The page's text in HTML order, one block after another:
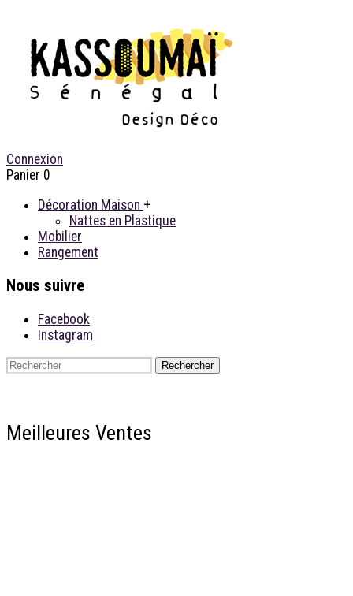
Connexion
Panier 0
Décoration Maison +
Nattes en Plastique
Mobilier
Rangement
Nous suivre
Facebook
Instagram
Rechercher
Meilleures Ventes